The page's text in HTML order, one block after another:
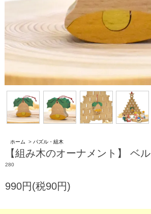
ホーム > パズル・組木
【組み木のオーナメント】 ベル
280
990円(税90円)